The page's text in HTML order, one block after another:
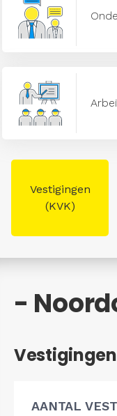
Vestigingen
(KVK)
-
AANTAL